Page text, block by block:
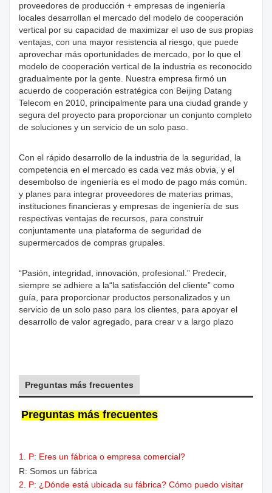
proveedores de producción + empresas de ingeniería
locales desarrollan el mercado del modelo de cooperación
vertical por su capacidad de maximizar el uso de sus propias
ventajas, con una mayor resistencia al riesgo, que puede
aprovechar más oportunidades de mercado, por lo que el
modelo de cooperación vertical de la industria es reconocido
gradualmente por la gente. Nuestra empresa firmó un
acuerdo de cooperación estratégica con Beijing Datang
Telecom en 2010, principalmente para una ciudad grande y
segura del proyecto para proporcionar un conjunto completo
de soluciones y un servicio de un solo paso.
Con el rápido desarrollo de la industria de la seguridad, la
competencia en el mercado es cada vez más obvia, y el
desembolso de ingeniería es el modo de pago más común.
y planes para integrar proveedores de materias primas,
instituciones financieras y empresas de ingeniería de sus
respectivas ventajas de recursos, para construir
conjuntamente una plataforma de seguridad de
supermercados de compras grupales.
“Pasión, integridad, innovación, profesional.” Predecir,
siempre se adhiere a la“la satisfacción del cliente” como
guía, para proporcionar productos personalizados y un
servicio de un solo paso para los clientes, para apoyar el
desarrollo de valor agregado, para crear v a largo plazo
Preguntas más frecuentes
Preguntas más frecuentes
1. P: Eres un fábrica o empresa comercial?
R: Somos un fábrica
2. P: ¿Dónde está ubicada su fábrica? Cómo puedo visitar